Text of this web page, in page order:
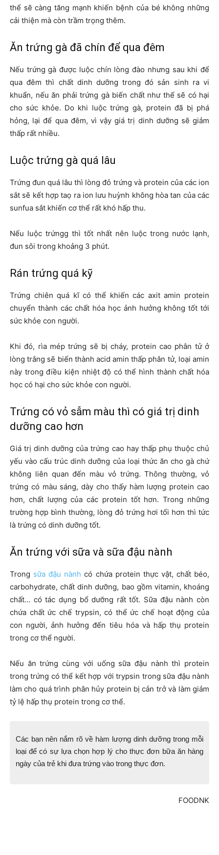
thể sẽ càng tăng mạnh khiến bệnh của bé không những
cải thiện mà còn trầm trọng thêm.
Ăn trứng gà đã chín để qua đêm
Nếu trứng gà được luộc chín lòng đào nhưng sau khi để
qua đêm thì chất dinh dưỡng trong đó sản sinh ra vi
khuẩn, nếu ăn phải trứng gà biến chất như thế sẽ có hại
cho sức khỏe. Do khi luộc trứng gà, protein đã bị phá
hỏng, lại để qua đêm, vì vậy giá trị dinh dưỡng sẽ giảm
thấp rất nhiều.
Luộc trứng gà quá lâu
Trứng đun quá lâu thì lòng đỏ trứng và protein của các ion
sắt sẽ kết hợp taọ ra ion lưu huỳnh không hòa tan của các
sunfua sắt khiến cơ thể rất khó hấp thu.
Nếu luộc trứngg thì tốt nhất nên luộc trong nước lạnh,
đun sôi trong khoảng 3 phút.
Rán trứng quá kỹ
Trứng chiên quá kĩ có thể khiến các axit amin protein
chuyển thành các chất hóa học ảnh hưởng không tốt tới
sức khỏe con người.
Khi đó, rìa mép trứng sẽ bị cháy, protein cao phân tử ở
lòng trắng sẽ biến thành acid amin thấp phân tử, loại amin
này trong điều kiện nhiệt độ có thể hình thành chất hóa
học có hại cho sức khỏe con người.
Trứng có vỏ sẫm màu thì có giá trị dinh
dưỡng cao hơn
Giá trị dinh dưỡng của trứng cao hay thấp phụ thuộc chủ
yếu vào cấu trúc dinh dưỡng của loại thức ăn cho gà chứ
không liên quan đến màu vỏ trứng. Thông thường, vỏ
trứng có màu sáng, dày cho thấy hàm lượng protein cao
hơn, chất lượng của các protein tốt hơn. Trong những
trường hợp bình thường, lòng đỏ trứng hơi tối hơn thì tức
là trứng có dinh dưỡng tốt.
Ăn trứng với sữa và sữa đậu nành
Trong sữa đậu nành có chứa protein thực vật, chất béo,
carbohydrate, chất dinh dưỡng, bao gồm vitamin, khoáng
chất… có tác dụng bổ dưỡng rất tốt. Sữa đậu nành còn
chứa chất ức chế trypsin, có thể ức chế hoạt động của
con người, ảnh hưởng đến tiêu hóa và hấp thụ protein
trong cơ thể người.
Nếu ăn trứng cùng với uống sữa đậu nành thì protein
trong trứng có thể kết hợp với trypsin trong sữa đậu nành
làm cho quá trình phân hủy protein bị cản trở và làm giảm
tỷ lệ hấp thụ protein trong cơ thể.
Các bạn nên nắm rõ về hàm lượng dinh dưỡng trong mỗi
loại để có sự lựa chọn hợp lý cho thực đơn bữa ăn hàng
ngày của trẻ khi đưa trứng vào trong thực đơn.
FOODNK